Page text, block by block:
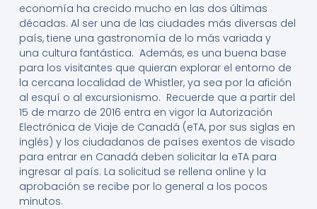
economía ha crecido mucho en las dos últimas
décadas. Al ser una de las ciudades más diversas del
país, tiene una gastronomía de lo más variada y
una cultura fantástica. Además, es una buena base
para los visitantes que quieran explorar el entorno de
la cercana localidad de Whistler, ya sea por la afición
al esquí o al excursionismo. Recuerde que a partir del
15 de marzo de 2016 entra en vigor la Autorización
Electrónica de Viaje de Canadá (eTA, por sus siglas en
inglés) y los ciudadanos de países exentos de visado
para entrar en Canadá deben solicitar la eTA para
ingresar al país. La solicitud se rellena online y la
aprobación se recibe por lo general a los pocos
minutos.